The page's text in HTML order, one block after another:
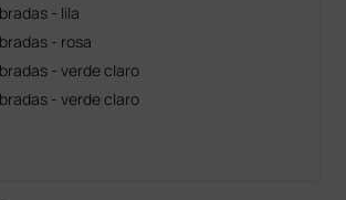
- lila
- rosa
- verde claro
- verde claro